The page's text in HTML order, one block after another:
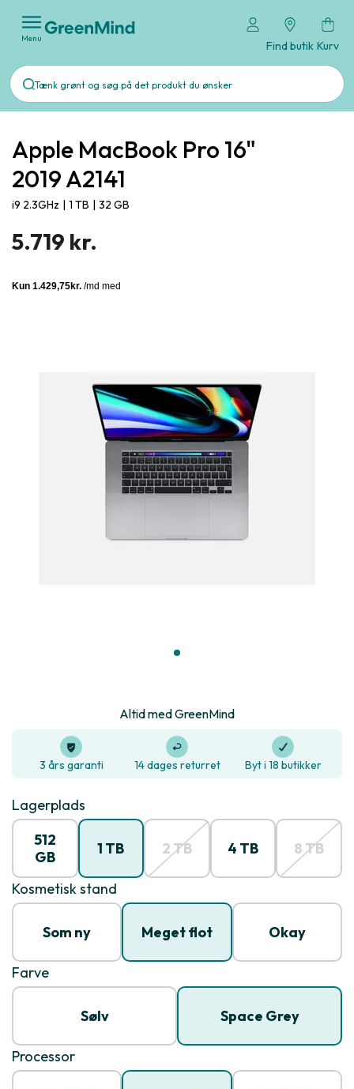
Menu
Find butik Kurv
Apple MacBook Pro 16"
2019 A2141
i9 2.3GHz | 1 TB | 32 GB
5.719 kr.
Altid med GreenMind
3 års garanti 14 dages returret Byt i 18 butikker
Lagerplads
512
GB
1 TB 2 TB 4 TB 8 TB
Kosmetisk stand
Som ny Meget flot Okay
Farve
Sølv Space Grey
Processor